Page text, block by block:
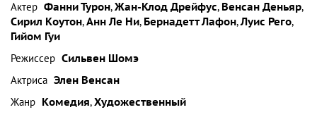
Актер Фанни Турон,Жан-Клод Дрейфус, Венсан Деньяр,
Сирил Коутон,Анн Ле Ни, Бернадетт Лафон,Луис Рего,
Гийом Гуи
Режиссер Сильвен Шомэ
Актриса Элен Венсан
Жанр Комедия,Художественный